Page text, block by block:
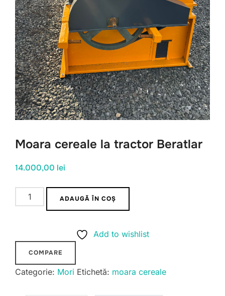
Moara cereale la tractor Beratlar
14.000,00 lei
Cantitate
Moara
tractor
Beratlar
ADAUGĂ ÎN COȘ
Add to wishlist
COMPARE
Categorie: Mori Etichetă: moara cereale